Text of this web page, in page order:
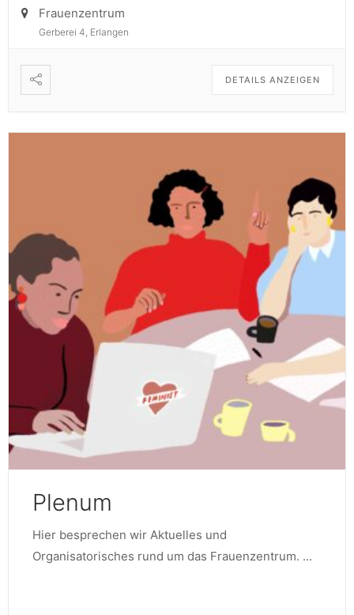
Frauenzentrum
Gerberei 4, Erlangen
DETAILS ANZEIGEN
Plenum
Hier besprechen wir Aktuelles und
Organisatorisches rund um das Frauenzentrum. ...